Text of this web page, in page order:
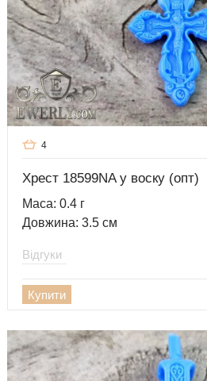
4
Хрест 18599NA у воску (опт)
Маса: 0.4 г
Довжина: 3.5 см
Відгуки
Купити